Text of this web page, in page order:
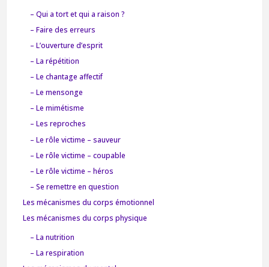
– Qui a tort et qui a raison ?
– Faire des erreurs
– L’ouverture d’esprit
– La répétition
– Le chantage affectif
– Le mensonge
– Le mimétisme
– Les reproches
– Le rôle victime – sauveur
– Le rôle victime – coupable
– Le rôle victime – héros
– Se remettre en question
Les mécanismes du corps émotionnel
Les mécanismes du corps physique
– La nutrition
– La respiration